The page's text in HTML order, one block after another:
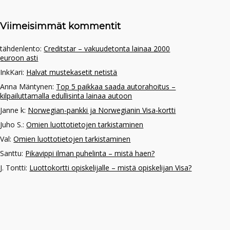
Viimeisimmät kommentit
tähdenlento:Creditstar – vakuudetonta lainaa 2000
euroon asti
InkKari: Halvat mustekasetit netistä
Anna Mäntynen: Top 5 paikkaa saada autorahoitus –
kilpailuttamalla edullisinta lainaa autoon
Janne k: Norwegian-pankki ja Norwegianin Visa-kortti
Juho S.:Omien luottotietojen tarkistaminen
Val:Omien luottotietojen tarkistaminen
Santtu: Pikavippi ilman puhelinta – mistä haen?
J. Tontti: Luottokortti opiskelijalle – mistä opiskelijan Visa?